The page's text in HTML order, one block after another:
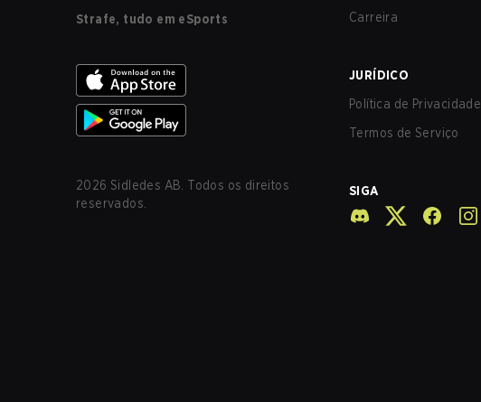
Strafe, tudo em eSports
2026 Sidledes AB. Todos os direitos
reservados.
Carreira
JURÍDICO
Política de Privacidade
Termos de Serviço
SIGA